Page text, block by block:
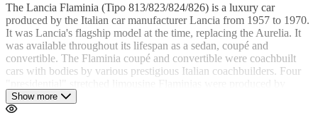
The Lancia Flaminia (Tipo 813/823/824/826) is a luxury car
produced by the Italian car manufacturer Lancia from 1957 to 1970.
It was Lancia's flagship model at the time, replacing the Aurelia. It
was available throughout its lifespan as a sedan, coupé and
convertible. The Flaminia coupé and convertible were coachbuilt
cars with bodies by various prestigious Italian coachbuilders. Four
Pininfarina for use on state occasions.
Show more